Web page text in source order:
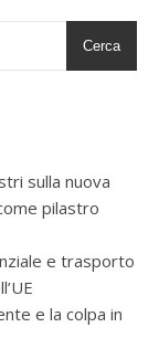
Cerca
sulla nuova
pilastro
e trasporto
e la colpa in